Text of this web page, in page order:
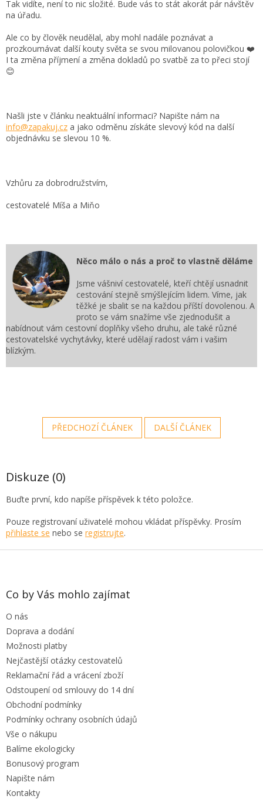
Tak vidíte, není to nic složité. Bude vás to stát akorát pár návštěv
na úřadu.
Ale co by člověk neudělal, aby mohl nadále poznávat a
prozkoumávat další kouty světa se svou milovanou polovičkou ❤️
I ta změna příjmení a změna dokladů po svatbě za to přeci stojí
😊
Našli jste v článku neaktuální informaci? Napište nám na
info@zapakuj.cz a jako odměnu získáte slevový kód na další
objednávku se slevou 10 %.
Vzhůru za dobrodružstvím,
cestovatelé Míša a Miňo
Něco málo o nás a proč to vlastně děláme
Jsme vášniví cestovatelé, kteří chtějí usnadnit
cestování stejně smýšlejícím lidem. Víme, jak
těžké je sbalit se na každou příští dovolenou. A
proto se vám snažíme vše zjednodušit a
nabídnout vám cestovní doplňky všeho druhu, ale také různé
cestovatelské vychytávky, které udělají radost vám i vašim
blízkým.
PŘEDCHOZÍ ČLÁNEK DALŠÍ ČLÁNEK
Diskuze (0)
Buďte první, kdo napíše příspěvek k této položce.
Pouze registrovaní uživatelé mohou vkládat příspěvky. Prosím
přihlaste se nebo se registrujte.
Z
Co by Vás mohlo zajímat
O nás
Doprava a dodání
Možnosti platby
Nejčastější otázky cestovatelů
Reklamační řád a vrácení zboží
Odstoupení od smlouvy do 14 dní
Obchodní podmínky
Podmínky ochrany osobních údajů
Vše o nákupu
Balíme ekologicky
Bonusový program
Napište nám
Kontakty